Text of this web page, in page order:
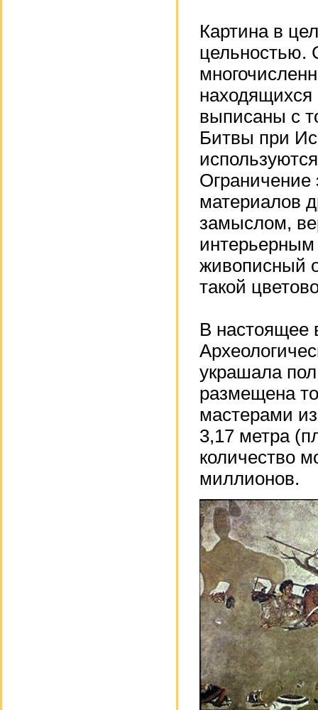
Картина в
цельностью.
выписаны с
Битвы при
Ограничение
материалов
замыслом,
живописный
такой
В настоящее
украшала
размещена
мастерами
3,17 метра
количество
миллионов.